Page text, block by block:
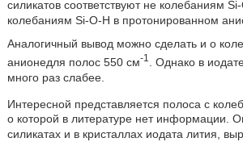
силикатов соответствуют не колебаниям
колебаниям Si-O-Н в протонированном
Аналогичный вывод можно сделать и о
анионедля полос 550 см-1
. Однако в
много раз слабее.
Интересной представляется полоса с
о которой в литературе нет информации.
силикатах и в кристаллах иодата лития,